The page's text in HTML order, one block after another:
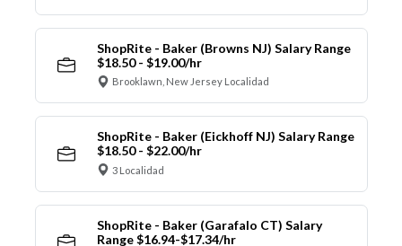
ShopRite - Baker (Browns NJ) Salary Range
$18.50 - $19.00/hr
Brooklawn, New Jersey Localidad
ShopRite - Baker (Eickhoff NJ) Salary Range
$18.50 - $22.00/hr
3 Localidad
ShopRite - Baker (Garafalo CT) Salary
Range $16.94-$17.34/hr